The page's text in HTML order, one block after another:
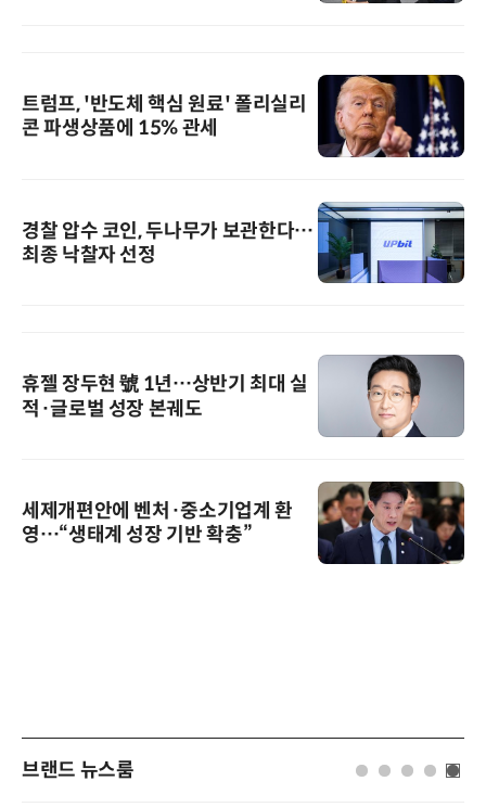
트럼프, '반도체 핵심 원료' 폴리실리
콘 파생상품에 15% 관세
경찰 압수 코인, 두나무가 보관한다…
최종 낙찰자 선정
휴젤 장두현 號 1년…상반기 최대 실
적·글로벌 성장 본궤도
세제개편안에 벤처·중소기업계 환
영…“생태계 성장 기반 확충”
브랜드 뉴스룸